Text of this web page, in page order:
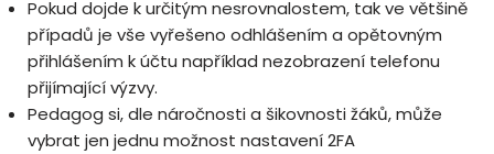
Pokud dojde k určitým nesrovnalostem, tak ve většině
případů je vše vyřešeno odhlášením a opětovným
přihlášením k účtu například nezobrazení telefonu
přijímající výzvy.
Pedagog si, dle náročnosti a šikovnosti žáků, může
vybrat jen jednu možnost nastavení 2FA